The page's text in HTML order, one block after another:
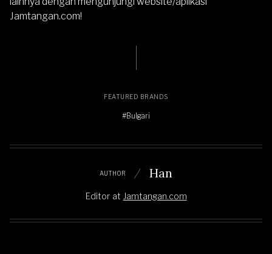
Jamtangan.com!
FEATURED BRANDS
#Bulgari
AUTHOR Han
Editor at Jamtangan.com